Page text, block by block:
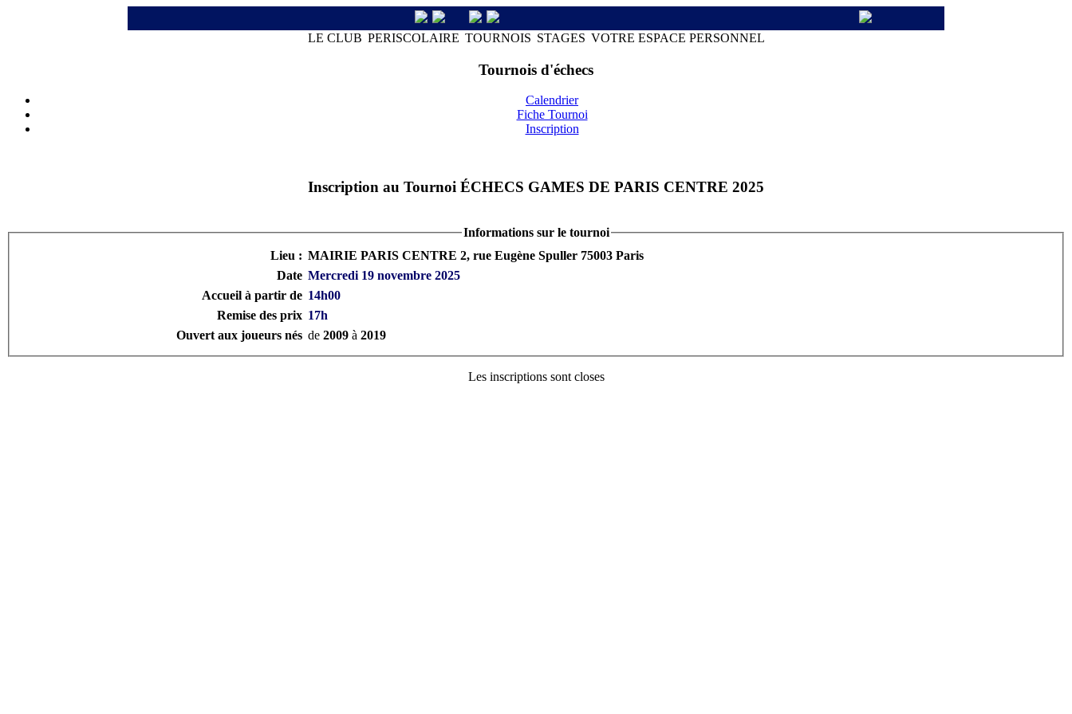
LE CLUB PERISCOLAIRE TOURNOIS STAGES VOTRE ESPACE PERSONNEL
Tournois d'échecs
Calendrier
Fiche Tournoi
Inscription
Inscription au Tournoi ÉCHECS GAMES DE PARIS CENTRE 2025
Informations sur le tournoi
Lieu : MAIRIE PARIS CENTRE 2, rue Eugène Spuller 75003 Paris
Date Mercredi 19 novembre 2025
Accueil à partir de 14h00
Remise des prix 17h
Ouvert aux joueurs nés de 2009 à 2019
Les inscriptions sont closes